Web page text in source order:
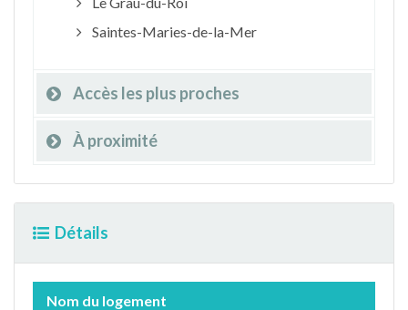
Saintes-Maries-de-la-Mer
Accès les plus proches
À proximité
Détails
Nom du logement